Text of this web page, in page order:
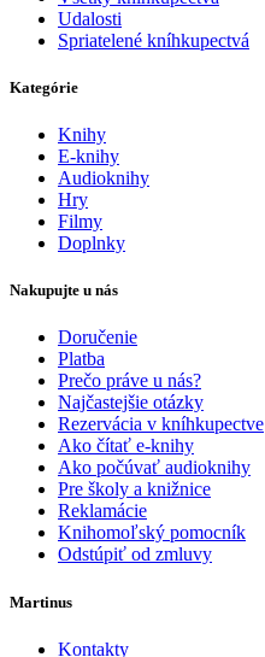
Udalosti
Spriatelené kníhkupectvá
Kategórie
Knihy
E-knihy
Audioknihy
Hry
Filmy
Doplnky
Nakupujte u nás
Doručenie
Platba
Prečo práve u nás?
Najčastejšie otázky
Rezervácia v kníhkupectve
Ako čítať e-knihy
Ako počúvať audioknihy
Pre školy a knižnice
Reklamácie
Knihomoľský pomocník
Odstúpiť od zmluvy
Martinus
Kontakty